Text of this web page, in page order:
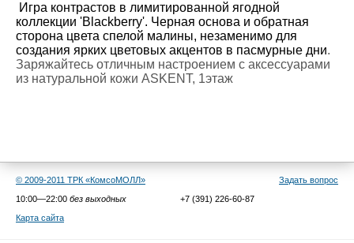
Игра контрастов в лимитированной ягодной
коллекции 'Blackberry'. Черная основа и обратная
сторона цвета спелой малины, незаменимо для
создания ярких цветовых акцентов в пасмурные дни.
Заряжайтесь отличным настроением с аксессуарами
из натуральной кожи ASKENT, 1этаж
© 2009-2011 ТРК «КомсоМОЛЛ»
Задать вопрос
10:00—22:00 без выходных
+7 (391) 226-60-87
Карта сайта